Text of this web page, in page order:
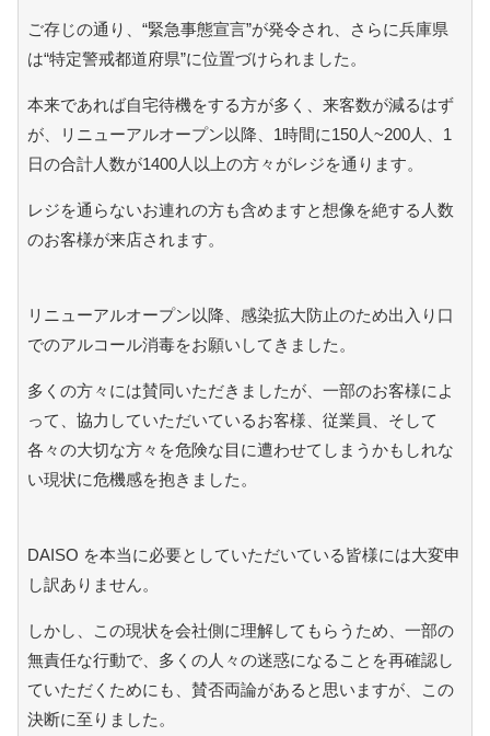
ご存じの通り、“緊急事態宣言”が発令され、さらに兵庫県
は“特定警戒都道府県”に位置づけられました。
本来であれば自宅待機をする方が多く、来客数が減るはず
が、リニューアルオープン以降、1時間に150人~200人、1
日の合計人数が1400人以上の方々がレジを通ります。
レジを通らないお連れの方も含めますと想像を絶する人数
のお客様が来店されます。
リニューアルオープン以降、感染拡大防止のため出入り口
でのアルコール消毒をお願いしてきました。
多くの方々には賛同いただきましたが、一部のお客様によ
って、協力していただいているお客様、従業員、そして
各々の大切な方々を危険な目に遭わせてしまうかもしれな
い現状に危機感を抱きました。
DAISO を本当に必要としていただいている皆様には大変申
し訳ありません。
しかし、この現状を会社側に理解してもらうため、一部の
無責任な行動で、多くの人々の迷惑になることを再確認し
ていただくためにも、賛否両論があると思いますが、この
決断に至りました。